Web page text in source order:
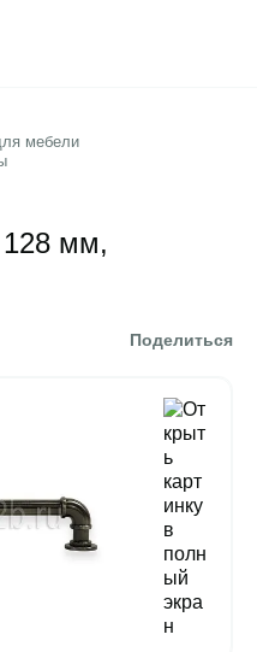
мебели
128 мм,
Поделиться